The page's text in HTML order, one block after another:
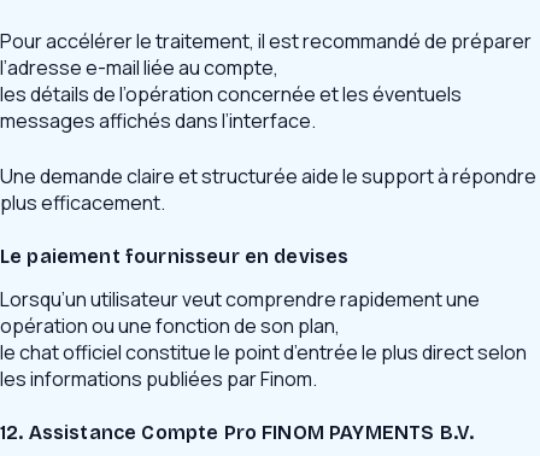
Pour accélérer le traitement, il est recommandé de préparer
l’adresse e-mail liée au compte,
les détails de l’opération concernée et les éventuels
messages affichés dans l’interface.
Une demande claire et structurée aide le support à répondre
plus efficacement.
Le paiement fournisseur en devises
Lorsqu’un utilisateur veut comprendre rapidement une
opération ou une fonction de son plan,
le chat officiel constitue le point d’entrée le plus direct selon
les informations publiées par Finom.
12. Assistance Compte Pro FINOM PAYMENTS B.V.